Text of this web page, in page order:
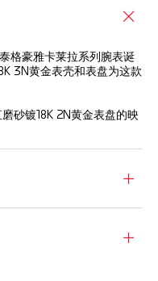
格豪雅卡莱拉系列腕表诞
3N黄金表壳和表盘为这款
砂镀18K 2N黄金表盘的映